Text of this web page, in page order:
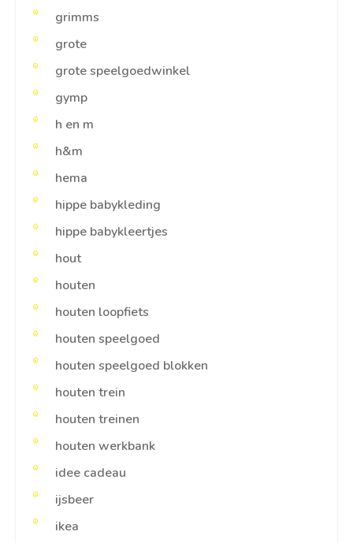
grimms
grote
grote speelgoedwinkel
gymp
h en m
h&m
hema
hippe babykleding
hippe babykleertjes
hout
houten
houten loopfiets
houten speelgoed
houten speelgoed blokken
houten trein
houten treinen
houten werkbank
idee cadeau
ijsbeer
ikea